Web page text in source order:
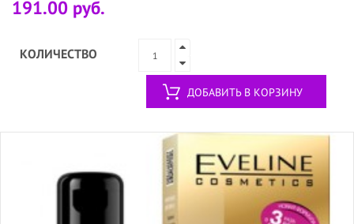
191.00 руб.
КОЛИЧЕСТВО
ДОБАВИТЬ В КОРЗИНУ